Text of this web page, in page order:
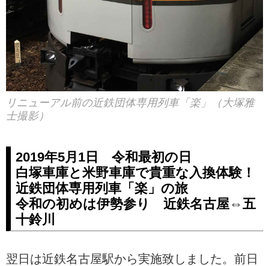
リニューアル前の近鉄団体専用列車「楽」（大塚雅
士撮影）
2019年5月1日 令和最初の日
白塚車庫と米野車庫で貴重な入換体験！
近鉄団体専用列車「楽」の旅
令和の初めは伊勢参り 近鉄名古屋⇔五
十鈴川
翌日は近鉄名古屋駅から実施致しました。前日